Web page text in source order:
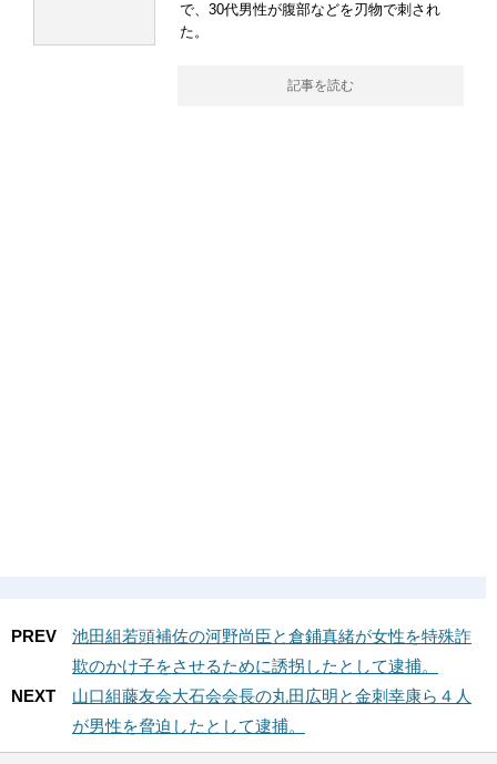
で、30代男性が腹部などを刃物で刺され
た。
記事を読む
PREV
池田組若頭補佐の河野尚臣と倉鋪真緒が女性を特殊詐
欺のかけ子をさせるために誘拐したとして逮捕。
NEXT
山口組藤友会大石会会長の丸田広明と金刺幸康ら４人
が男性を脅迫したとして逮捕。